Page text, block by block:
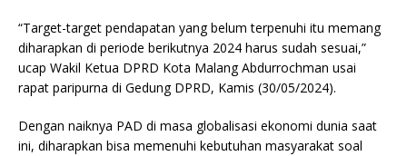
“Target-target pendapatan yang belum terpenuhi itu memang
diharapkan di periode berikutnya 2024 harus sudah sesuai,”
ucap Wakil Ketua DPRD Kota Malang Abdurrochman usai
rapat paripurna di Gedung DPRD, Kamis (30/05/2024).
Dengan naiknya PAD di masa globalisasi ekonomi dunia saat
ini, diharapkan bisa memenuhi kebutuhan masyarakat soal